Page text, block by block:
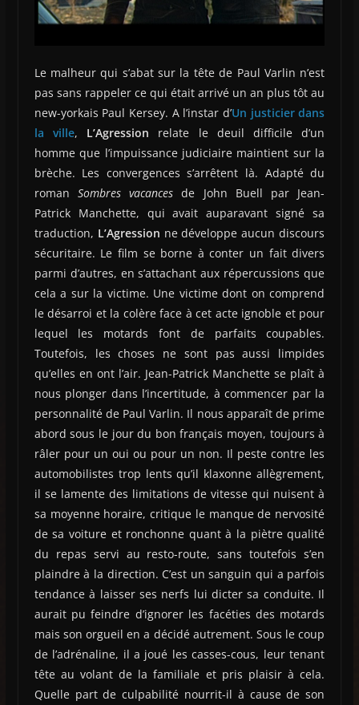
Le malheur qui s’abat sur la tête de Paul Varlin n’est
pas sans rappeler ce qui était arrivé un an plus tôt au
new-yorkais Paul Kersey. A l’instar d’Un justicier dans
la ville, L’Agression relate le deuil difficile d’un
homme que l’impuissance judiciaire maintient sur la
brèche. Les convergences s’arrêtent là. Adapté du
roman Sombres vacances de John Buell par Jean-
Patrick Manchette, qui avait auparavant signé sa
traduction, L’Agression ne développe aucun discours
sécuritaire. Le film se borne à conter un fait divers
parmi d’autres, en s’attachant aux répercussions que
cela a sur la victime. Une victime dont on comprend
le désarroi et la colère face à cet acte ignoble et pour
lequel les motards font de parfaits coupables.
Toutefois, les choses ne sont pas aussi limpides
qu’elles en ont l’air. Jean-Patrick Manchette se plaît à
nous plonger dans l’incertitude, à commencer par la
personnalité de Paul Varlin. Il nous apparaît de prime
abord sous le jour du bon français moyen, toujours à
râler pour un oui ou pour un non. Il peste contre les
automobilistes trop lents qu’il klaxonne allègrement,
il se lamente des limitations de vitesse qui nuisent à
sa moyenne horaire, critique le manque de nervosité
de sa voiture et ronchonne quant à la piètre qualité
du repas servi au resto-route, sans toutefois s’en
plaindre à la direction. C’est un sanguin qui a parfois
tendance à laisser ses nerfs lui dicter sa conduite. Il
aurait pu feindre d’ignorer les facéties des motards
mais son orgueil en a décidé autrement. Sous le coup
de l’adrénaline, il a joué les casses-cous, leur tenant
tête au volant de la familiale et pris plaisir à cela.
Quelle part de culpabilité nourrit-il à cause de son